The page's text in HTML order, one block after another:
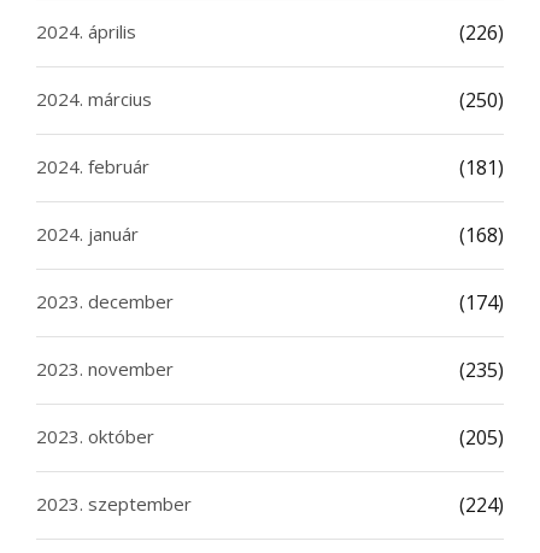
2024. április (226)
2024. március (250)
2024. február (181)
2024. január (168)
2023. december (174)
2023. november (235)
2023. október (205)
2023. szeptember (224)